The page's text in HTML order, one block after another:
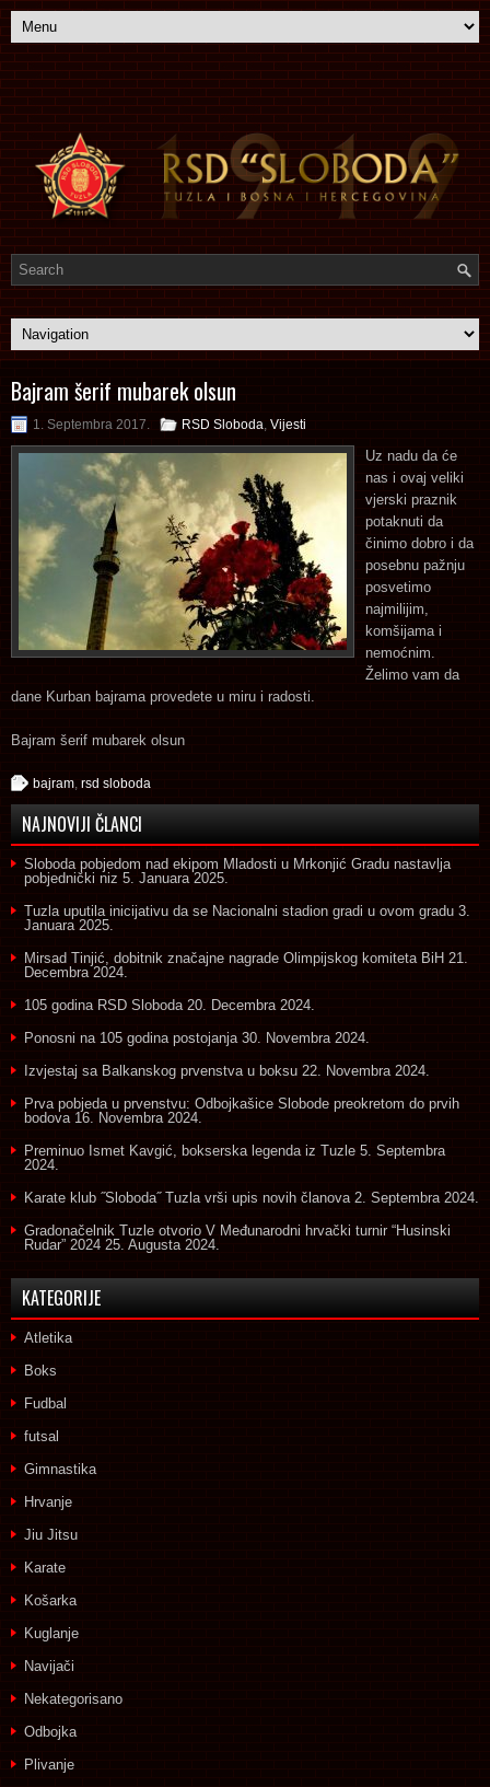
Bajram šerif mubarek olsun
1. Septembra 2017. RSD Sloboda Vijesti
Uz nadu da će
nas i ovaj veliki
vjerski praznik
potaknuti da
činimo dobro i da
posebnu pažnju
posvetimo
najmilijim,
komšijama i
nemoćnim.
Želimo vam da
dane Kurban bajrama provedete u miru i radosti.
Bajram šerif mubarek olsun
bajram rsd sloboda
NAJNOVIJI ČLANCI
Sloboda pobjedom nad ekipom Mladosti u Mrkonjić Gradu nastavlja
pobjednički niz 5. Januara 2025.
Tuzla uputila inicijativu da se Nacionalni stadion gradi u ovom gradu 3.
Januara 2025.
Mirsad Tinjić, dobitnik značajne nagrade Olimpijskog komiteta BiH 21.
Decembra 2024.
105 godina RSD Sloboda 20. Decembra 2024.
Ponosni na 105 godina postojanja 30. Novembra 2024.
Izvjestaj sa Balkanskog prvenstva u boksu 22. Novembra 2024.
Prva pobjeda u prvenstvu: Odbojkašice Slobode preokretom do prvih
bodova 16. Novembra 2024.
Preminuo Ismet Kavgić, bokserska legenda iz Tuzle 5. Septembra
2024.
Karate klub ˝Sloboda˝ Tuzla vrši upis novih članova 2. Septembra 2024.
Gradonačelnik Tuzle otvorio V Međunarodni hrvački turnir “Husinski
Rudar” 2024 25. Augusta 2024.
KATEGORIJE
Atletika
Boks
Fudbal
futsal
Gimnastika
Hrvanje
Jiu Jitsu
Karate
Košarka
Kuglanje
Navijači
Nekategorisano
Odbojka
Plivanje